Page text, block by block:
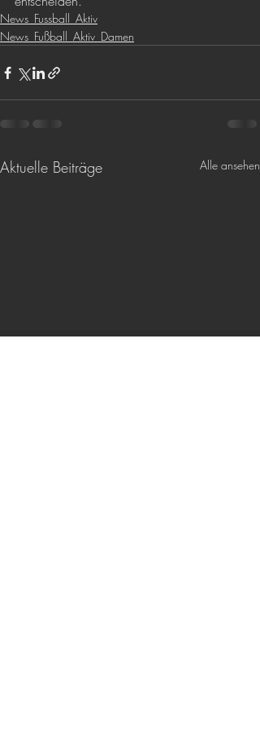
News_Fussball_Aktiv
News_Fußball_Aktiv_Damen
Aktuelle Beiträge Alle ansehen